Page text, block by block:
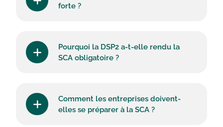
forte ?
Pourquoi la DSP2 a-t-elle rendu la
SCA obligatoire ?
Comment les entreprises doivent-
elles se préparer à la SCA ?